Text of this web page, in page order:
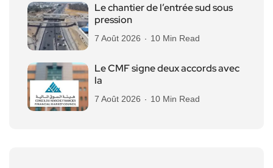
Le chantier de l’entrée sud sous
pression
7 Août 2026 10 Min Read
Le CMF signe deux accords avec
la
7 Août 2026 10 Min Read